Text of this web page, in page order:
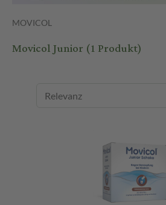
MOVICOL
Movicol Junior (1 Produkt)